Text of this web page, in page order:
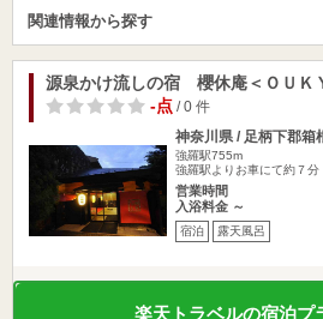
関連情報から探す
源泉かけ流しの宿 櫻休庵＜ＯＵＫ
-点/ 0 件
神奈川県 / 足柄下郡箱
強羅駅755m
強羅駅よりお車にて約７
営業時間
入浴料金 ～
宿泊 露天風呂
楽天トラベルの宿泊プ